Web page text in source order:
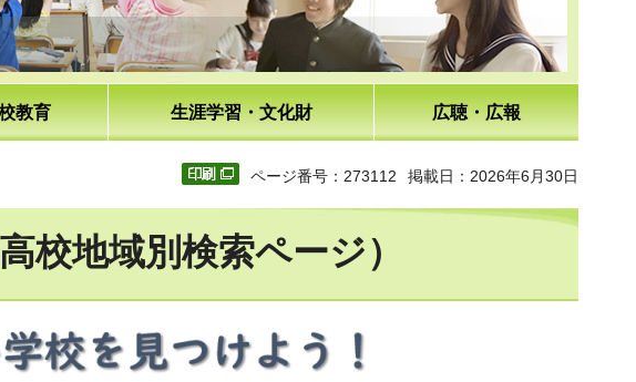
教育 生涯学習・文化財 広聴・広報
ページ番号：273112 掲載日：2026年6月30日
校地域別検索ページ）